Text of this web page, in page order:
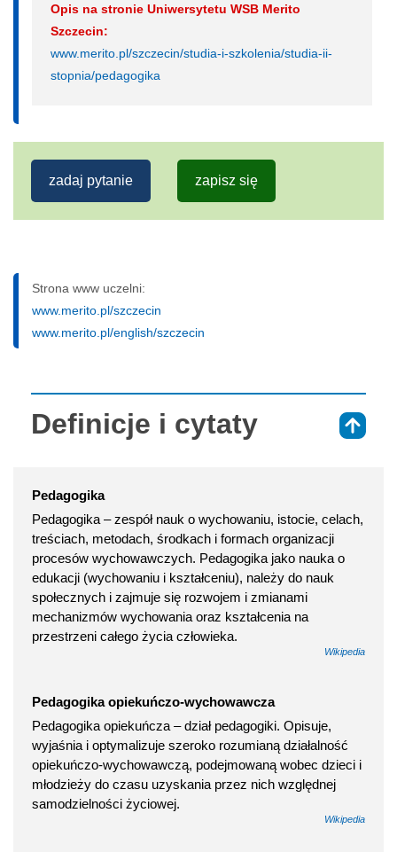
Opis na stronie Uniwersytetu WSB Merito
Szczecin:
www.merito.pl/szczecin/studia-i-szkolenia/studia-ii-
stopnia/pedagogika
zadaj pytanie zapisz się
Strona www uczelni:
www.merito.pl/szczecin
www.merito.pl/english/szczecin
Definicje i cytaty
Pedagogika
Pedagogika – zespół nauk o wychowaniu, istocie, celach,
treściach, metodach, środkach i formach organizacji
procesów wychowawczych. Pedagogika jako nauka o
edukacji (wychowaniu i kształceniu), należy do nauk
społecznych i zajmuje się rozwojem i zmianami
mechanizmów wychowania oraz kształcenia na
przestrzeni całego życia człowieka.
Wikipedia
Pedagogika opiekuńczo-wychowawcza
Pedagogika opiekuńcza – dział pedagogiki. Opisuje,
wyjaśnia i optymalizuje szeroko rozumianą działalność
opiekuńczo-wychowawczą, podejmowaną wobec dzieci i
młodzieży do czasu uzyskania przez nich względnej
samodzielności życiowej.
Wikipedia